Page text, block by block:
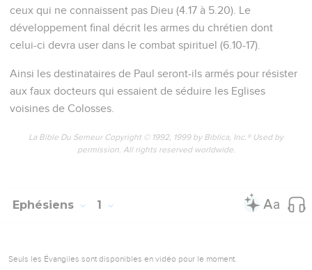
ceux qui ne connaissent pas Dieu (4.17 à 5.20). Le
développement final décrit les armes du chrétien dont
celui-ci devra user dans le combat spirituel (6.10-17).
Ainsi les destinataires de Paul seront-ils armés pour résister
aux faux docteurs qui essaient de séduire les Eglises
voisines de Colosses.
La Bible Du Semeur Copyright © 1992, 1999 by Biblica, Inc.® Used by
permission. All rights reserved worldwide.
Ephésiens 1
Seuls les Évangiles sont disponibles en vidéo pour le moment.